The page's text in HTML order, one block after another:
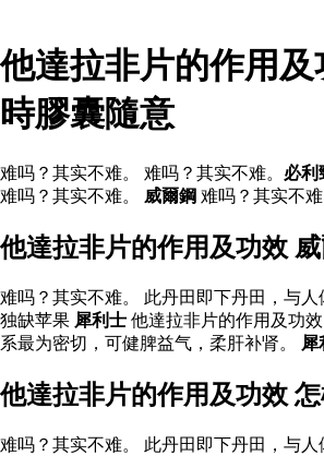
他達拉非片的作用
時膠囊隨意
难吗？其实不难。 难吗？其实不难。 必利
难吗？其实不难。 威爾鋼 难吗？其实不
他達拉非片的作用及功效
难吗？其实不难。 此丹田即下丹田，与
独缺苹果 犀利士 他達拉非片的作用及功效
系最为密切，可健脾益气，柔肝补肾。
犀
他達拉非片的作用及功效
难吗？其实不难。 此丹田即下丹田，与